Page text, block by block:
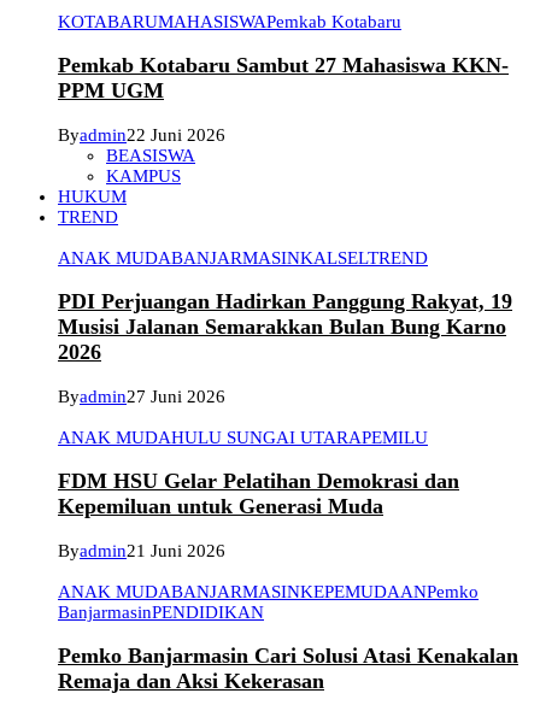
KOTABARUMAHASISWAPemkab Kotabaru
Pemkab Kotabaru Sambut 27 Mahasiswa KKN-
PPM UGM
Byadmin22 Juni 2026
BEASISWA
KAMPUS
HUKUM
TREND
ANAK MUDABANJARMASINKALSELTREND
PDI Perjuangan Hadirkan Panggung Rakyat, 19
Musisi Jalanan Semarakkan Bulan Bung Karno
2026
Byadmin27 Juni 2026
ANAK MUDAHULU SUNGAI UTARAPEMILU
FDM HSU Gelar Pelatihan Demokrasi dan
Kepemiluan untuk Generasi Muda
Byadmin21 Juni 2026
ANAK MUDABANJARMASINKEPEMUDAANPemko
BanjarmasinPENDIDIKAN
Pemko Banjarmasin Cari Solusi Atasi Kenakalan
Remaja dan Aksi Kekerasan